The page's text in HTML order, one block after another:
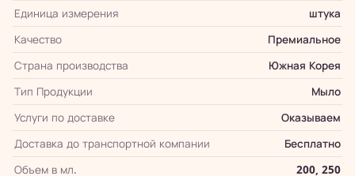
Единица измерения
штука
Качество
Премиальное
Страна производства
Южная Корея
Тип Продукции
Мыло
Услуги по доставке
Оказываем
Доставка до транспортной компании
Бесплатно
Объем в мл.
200, 250